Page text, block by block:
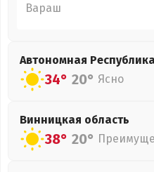
Вараш
Автономная
34° 20° Ясно
Винницкая область
38° 20°